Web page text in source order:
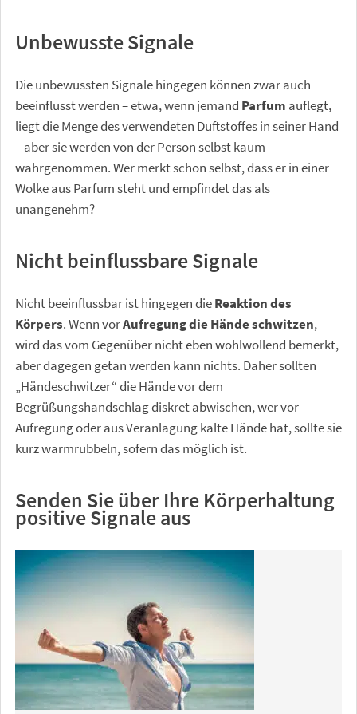
Unbewusste Signale
Die unbewussten Signale hingegen können zwar auch
beeinflusst werden – etwa, wenn jemand Parfum auflegt,
liegt die Menge des verwendeten Duftstoffes in seiner Hand
– aber sie werden von der Person selbst kaum
wahrgenommen. Wer merkt schon selbst, dass er in einer
Wolke aus Parfum steht und empfindet das als
unangenehm?
Nicht beinflussbare Signale
Nicht beeinflussbar ist hingegen dieReaktion des
Körpers. Wenn vorAufregung die Hände schwitzen,
wird das vom Gegenüber nicht eben wohlwollend bemerkt,
aber dagegen getan werden kann nichts. Daher sollten
„Händeschwitzer“ die Hände vor dem
Begrüßungshandschlag diskret abwischen, wer vor
Aufregung oder aus Veranlagung kalte Hände hat, sollte sie
kurz warmrubbeln, sofern das möglich ist.
Senden Sie über Ihre Körperhaltung
positive Signale aus